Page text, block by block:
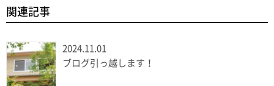
関連記事
2024.11.01
ブログ引っ越します！